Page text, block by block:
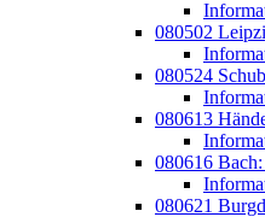
080502
080524
080613
080616
080621